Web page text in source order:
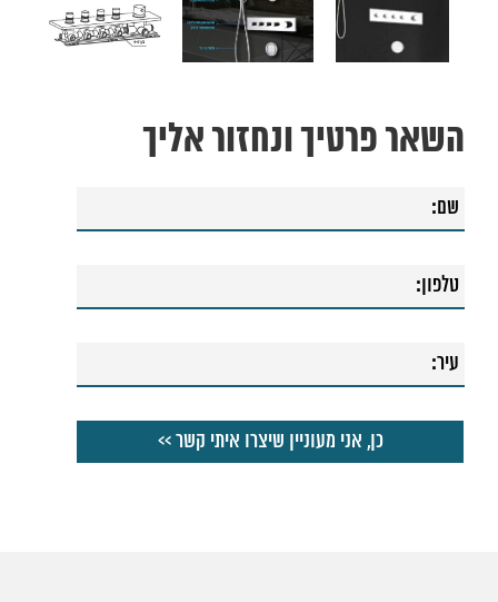
השאר פרטיך ונחזור אליך